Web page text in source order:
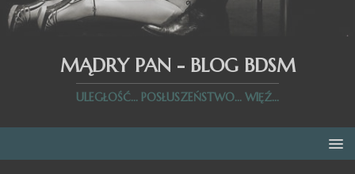
MĄDRY PAN - BLOG BDSM
ULEGŁOŚĆ... POSŁUSZEŃSTWO... WIĘŹ...